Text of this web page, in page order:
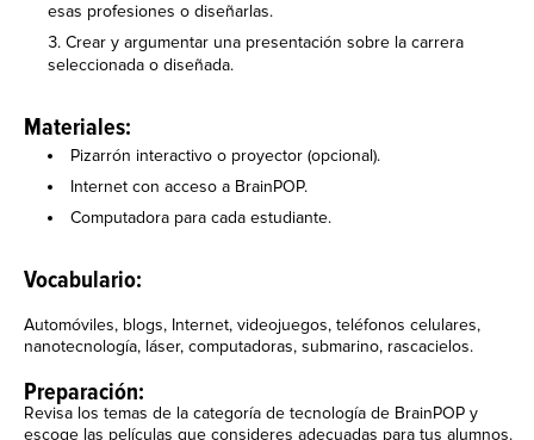
esas profesiones o diseñarlas.
Crear y argumentar una presentación sobre la carrera
seleccionada o diseñada.
Materiales:
Pizarrón interactivo o proyector (opcional).
Internet con acceso a BrainPOP.
Computadora para cada estudiante.
Vocabulario:
Automóviles, blogs, Internet, videojuegos, teléfonos celulares,
nanotecnología, láser, computadoras, submarino, rascacielos.
Preparación:
Revisa los temas de la categoría de tecnología de BrainPOP y
escoge las películas que consideres adecuadas para tus alumnos.